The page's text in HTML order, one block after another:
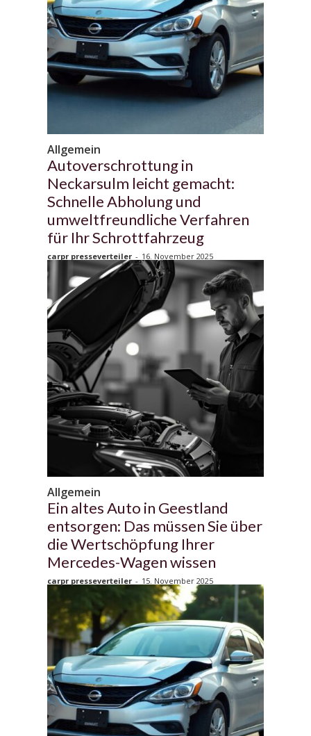
Allgemein
Autoverschrottung in
Neckarsulm leicht gemacht:
Schnelle Abholung und
umweltfreundliche Verfahren
für Ihr Schrottfahrzeug
carpr presseverteiler - 16. November 2025
Allgemein
Ein altes Auto in Geestland
entsorgen: Das müssen Sie über
die Wertschöpfung Ihrer
Mercedes-Wagen wissen
carpr presseverteiler - 15. November 2025